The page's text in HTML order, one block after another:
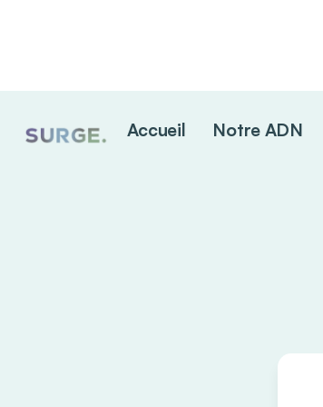
Accueil Notre ADN